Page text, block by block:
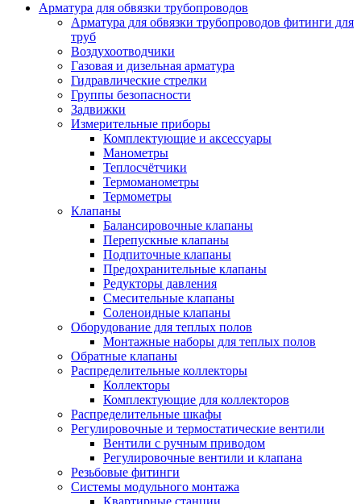
Арматура для обвязки трубопроводов
Арматура для обвязки трубопроводов фитинги для
труб
Воздухоотводчики
Газовая и дизельная арматура
Гидравлические стрелки
Группы безопасности
Задвижки
Измерительные приборы
Комплектующие и аксессуары
Манометры
Теплосчётчики
Термоманометры
Термометры
Клапаны
Балансировочные клапаны
Перепускные клапаны
Подпиточные клапаны
Предохранительные клапаны
Редукторы давления
Смесительные клапаны
Соленоидные клапаны
Оборудование для теплых полов
Монтажные наборы для теплых полов
Обратные клапаны
Распределительные коллекторы
Коллекторы
Комплектующие для коллекторов
Распределительные шкафы
Регулировочные и термостатические вентили
Вентили с ручным приводом
Регулировочные вентили и клапана
Резьбовые фитинги
Системы модульного монтажа
Квартирные станции